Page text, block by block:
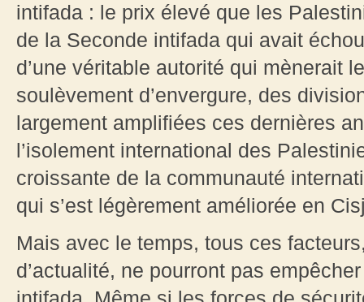
intifada : le prix élevé que les
de la Seconde intifada qui avait
d’une véritable autorité qui mènerait
soulèvement d’envergure, des
largement amplifiées ces dernières
l’isolement international des
croissante de la communauté
qui s’est légèrement améliorée en
Mais avec le temps, tous ces
d’actualité, ne pourront pas